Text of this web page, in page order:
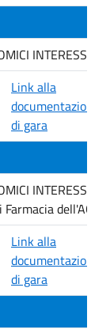
Link alla
documentazione
di gara
Link alla
documentazione
di gara